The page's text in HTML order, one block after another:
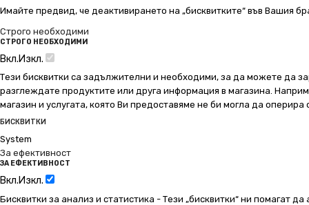
Имайте предвид, че деактивирането на „бисквитките“ във Вашия
Строго необходими
СТРОГО НЕОБХОДИМИ
Вкл.Изкл.
Тези бисквитки са задължителни и необходими, за да можете да
разглеждате продуктите или друга информация в магазина.
магазин и услугата, която Ви предоставяме не би могла да
БИСКВИТКИ
System
За ефективност
ЗА ЕФЕКТИВНОСТ
Вкл.Изкл.
Бисквитки за анализ и статистика - Тези „бисквитки“ ни помагат